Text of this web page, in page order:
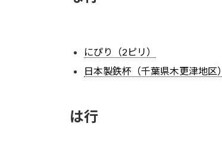
にぴり（2ピリ）
日本製鉄杯（千葉県木更津地区）
は行